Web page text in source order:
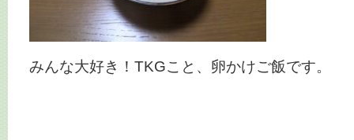
みんな大好き！TKGこと、卵かけご飯です。